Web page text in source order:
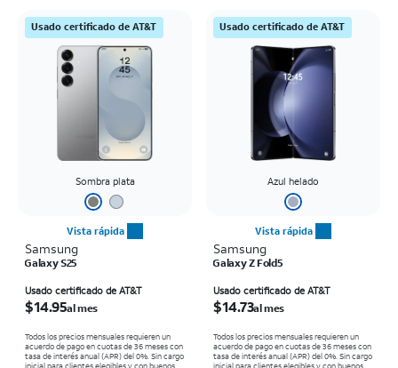
Usado certificado de AT&T
Sombra plata
Vista rápida
Samsung
Galaxy S25
Usado certificado de AT&T
$14.95al mes
Todos los precios mensuales requieren un
acuerdo de pago en cuotas de 36 meses con
tasa de interés anual (APR) del 0%. Sin cargo
inicial para clientes elegibles y con buenos
Usado certificado de AT&T
Azul helado
Vista rápida
Samsung
Galaxy Z Fold5
Usado certificado de AT&T
$14.73al mes
Todos los precios mensuales requieren un
acuerdo de pago en cuotas de 36 meses con
tasa de interés anual (APR) del 0%. Sin cargo
inicial para clientes elegibles y con buenos